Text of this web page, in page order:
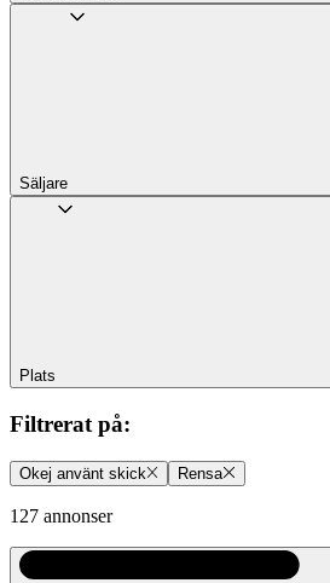
Säljare
Plats
Filtrerat på:
Okej använt skick Rensa
127 annonser